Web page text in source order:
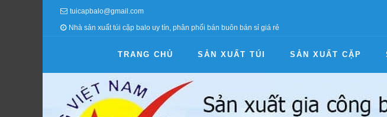
tuicapbalo@gmail.com
Nhà sản xuất túi cặp balo uy tín, phân phối bán buôn bán sỉ giá rẻ
TRANG CHỦ SẢN XUẤT TÚI SẢN XUẤT CẶP